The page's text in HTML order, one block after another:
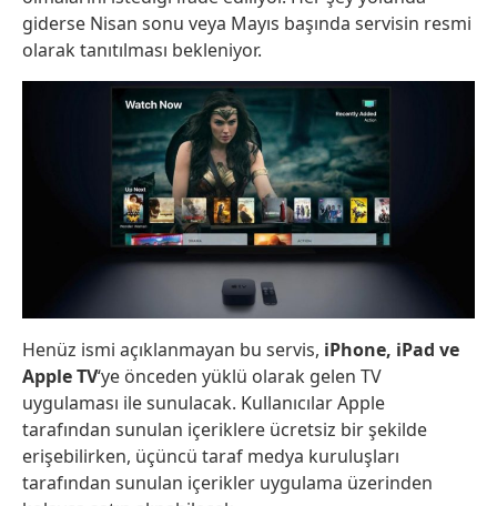
giderse Nisan sonu veya Mayıs başında servisin resmi
olarak tanıtılması bekleniyor.
Henüz ismi açıklanmayan bu servis, iPhone, iPad ve
Apple TV‘ye önceden yüklü olarak gelen TV
uygulaması ile sunulacak. Kullanıcılar Apple
tarafından sunulan içeriklere ücretsiz bir şekilde
erişebilirken, üçüncü taraf medya kuruluşları
tarafından sunulan içerikler uygulama üzerinden